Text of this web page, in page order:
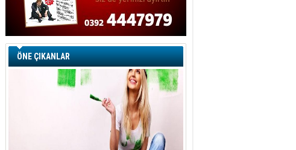
ÖNE ÇIKANLAR